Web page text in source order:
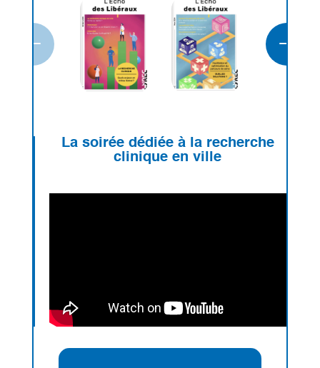
La soirée dédiée à la recherche
clinique en ville